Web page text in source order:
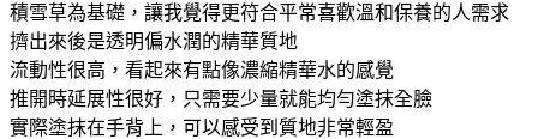
積雪草為基礎，讓我覺得更符合平常喜歡溫和保養的人需求
擠出來後是透明偏水潤的精華質地
流動性很高，看起來有點像濃縮精華水的感覺
推開時延展性很好，只需要少量就能均勻塗抹全臉
實際塗抹在手背上，可以感受到質地非常輕盈